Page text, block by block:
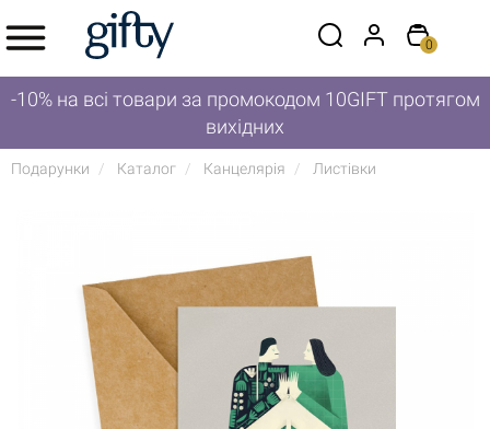
0
-10% на всі товари за промокодом 10GIFT протягом
вихідних
Подарунки Каталог Канцелярія Листівки